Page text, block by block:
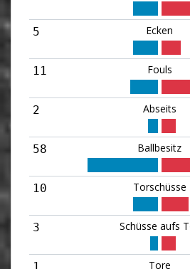
5 Ecken
11 Fouls
2 Abseits
58 Ballbesitz
10 Torschüsse
3 Schüsse aufs
1 Tore